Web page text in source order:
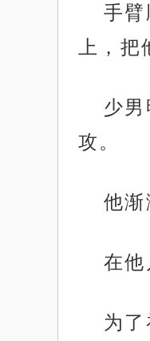
手
上，
少
攻。
他渐
在他
为